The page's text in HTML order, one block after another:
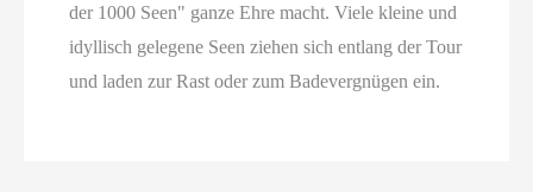
der 1000 Seen" ganze Ehre macht. Viele kleine und
idyllisch gelegene Seen ziehen sich entlang der Tour
und laden zur Rast oder zum Badevergnügen ein.